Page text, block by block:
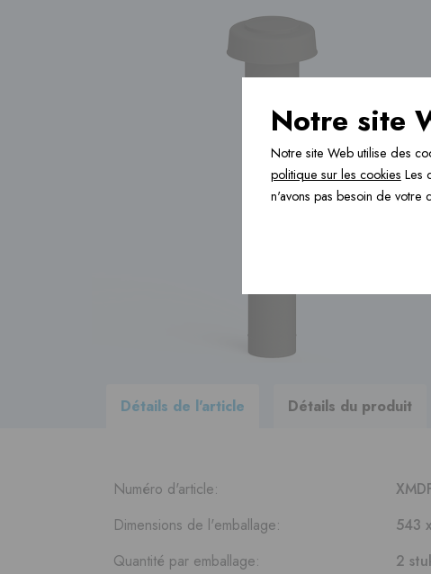
Ventilation ›
Chauffage au sol ›
Produits de construction ›
Détails de l'article Détails du produit
Numéro d'article:
Dimensions de l'emballage:
543
Quantité par emballage:
2
Notre site
Notre site Web utilise des
politique sur les cookies Les
n'avons pas besoin de votre